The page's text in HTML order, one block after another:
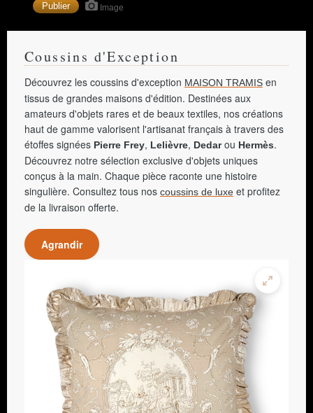
Image
Coussins d'Exception
Découvrez les coussins d'exception MAISON TRAMIS en
tissus de grandes maisons d'édition. Destinées aux
amateurs d'objets rares et de beaux textiles, nos créations
haut de gamme valorisent l'artisanat français à travers des
étoffes signées Pierre Frey, Lelièvre, Dedarou Hermès.
Découvrez notre sélection exclusive d'objets uniques
conçus à la main. Chaque pièce raconte une histoire
singulière. Consultez tous nos coussins de luxe et profitez
de la livraison offerte.
Agrandir